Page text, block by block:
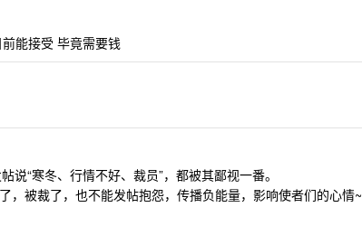
能接受 毕竟需要钱
说“寒冬、行情不好、裁员”，都被其鄙视一番。
，被裁了，也不能发帖抱怨，传播负能量，影响使者们的心情~